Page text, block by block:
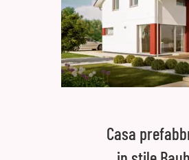
Casa